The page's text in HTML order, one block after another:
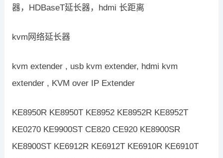
器，HDBaseT延长器，hdmi 长距离
kvm网络延长器
kvm extender , usb kvm extender, hdmi kvm
extender , KVM over IP Extender
KE8950R KE8950T KE8952 KE8952R KE8952T
KE0270 KE9900ST CE820 CE920 KE8900SR
KE8900ST KE6912R KE6912T KE6910R KE6910T